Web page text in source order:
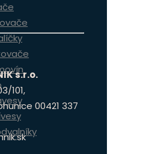
s.r.o.
101,
00421 337